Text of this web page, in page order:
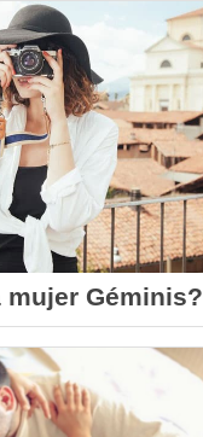
mujer Géminis?